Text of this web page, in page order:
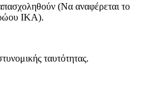
(Να αναφέρεται το
ΙΚΑ).
ταυτότητας.